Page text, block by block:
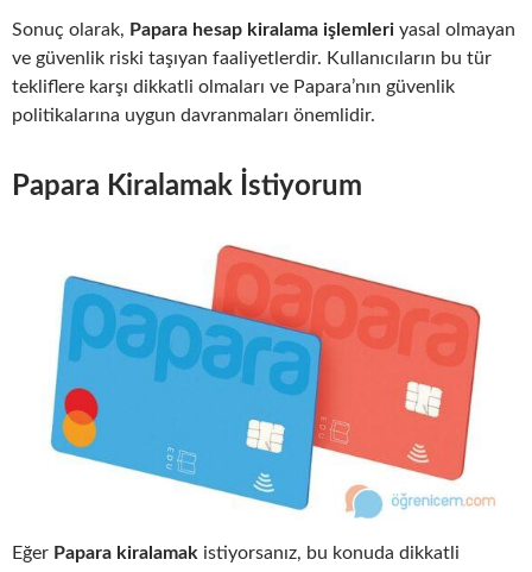
Sonuç olarak, Papara hesap kiralama işlemleri yasal olmayan
ve güvenlik riski taşıyan faaliyetlerdir. Kullanıcıların bu tür
tekliflere karşı dikkatli olmaları ve Papara’nın güvenlik
politikalarına uygun davranmaları önemlidir.
Papara Kiralamak İstiyorum
Eğer Papara kiralamak istiyorsanız, bu konuda dikkatli